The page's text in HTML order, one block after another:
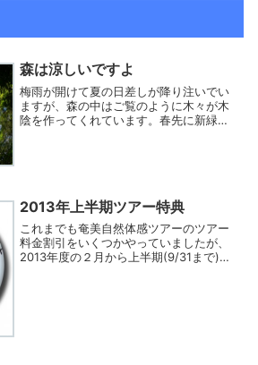
森は涼しいですよ
梅雨が開けて夏の日差しが降り注いでい
ますが、森の中はご覧のように木々が木
陰を作ってくれています。春先に新緑が
2013年上半期ツアー特典
これまでも奄美自然体感ツアーのツアー
料金割引をいくつかやっていましたが、
2013年度の２月から上半期(9/31まで)に